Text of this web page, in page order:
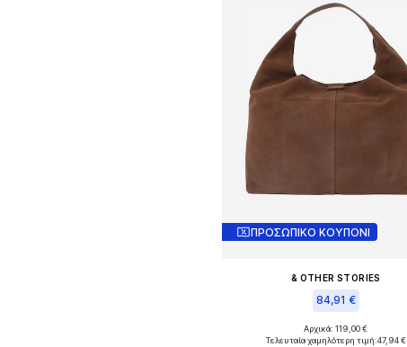
ΠΡΟΣΩΠΙΚΟ ΚΟΥΠΟΝΙ
& OTHER STORIES
84,91 €
Διαθέσιμα μεγέθη: One Size
Αρχικά: 119,00 €
Τελευταία χαμηλότερη τιμή:47,94 €